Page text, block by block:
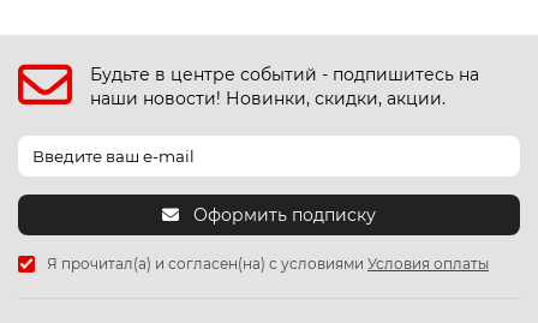
Будьте в центре событий - подпишитесь на
наши новости! Новинки, скидки, акции.
Оформить подписку
Я прочитал(а) и согласен(на) с условиями Условия оплаты